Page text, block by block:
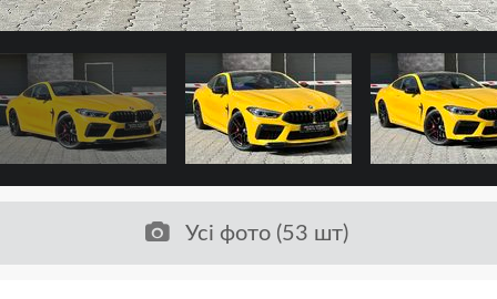
Усі фото (53 шт)